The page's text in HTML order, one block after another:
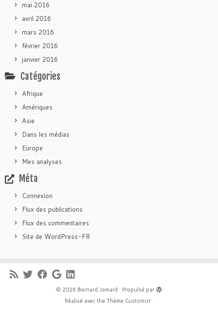
mai 2016
avril 2016
mars 2016
février 2016
janvier 2016
Catégories
Afrique
Amériques
Asie
Dans les médias
Europe
Mes analyses
Méta
Connexion
Flux des publications
Flux des commentaires
Site de WordPress-FR
· © 2026 Bernard Jomard · Propulsé par
·
Réalisé avec the Thème Customizr·